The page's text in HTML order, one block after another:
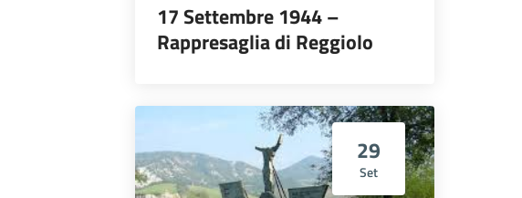
17 Settembre 1944 –
Rappresaglia di Reggiolo
29
Set